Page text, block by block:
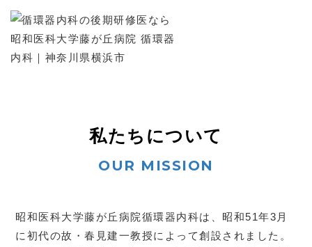
私たちについて
昭和医科大学藤が丘病院循環器内科は、昭和51年3月
に初代の故・春見建一教授によって創設されました。